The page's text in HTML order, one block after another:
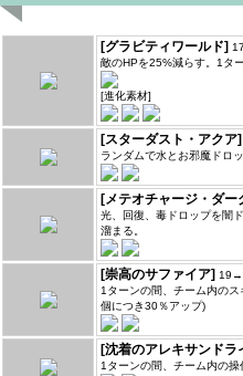
[グラビティワールド]
敵のHPを25%減らす。1タ
[進化素材]
[スターダスト・アクア]
ランダムで水とお邪魔ドロ
[メテオチャージ・ダー
光、回復、毒ドロップを闇
溜まる。
[崇高のサファイア]
1ターンの間、チーム内の
個につき30％アップ)
[沈着のアレキサンドラ
1ターンの間、チーム内の操